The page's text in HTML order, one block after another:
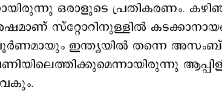
ഒരാളുടെ പ്രതികരണം.
സ്റ്റോറിനുള്ളില്‍
ഇന്ത്യയില്‍ തന്നെ